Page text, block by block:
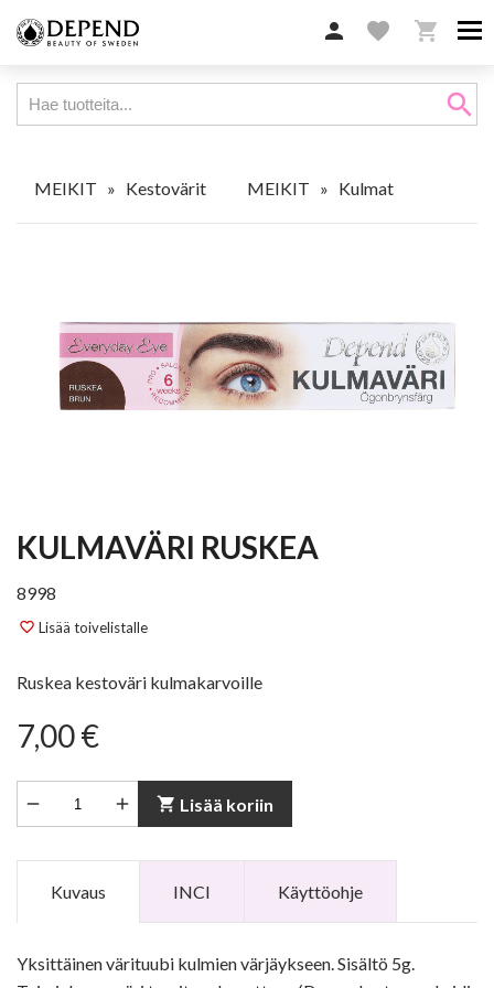
 favorite 
search
MEIKIT » Kestovärit MEIKIT » Kulmat
KULMAVÄRI RUSKEA
8998
favorite_border Lisää toivelistalle
Ruskea kestoväri kulmakarvoille
7,00 €
  shopping_cart Lisää koriin
Kuvaus INCI Käyttöohje
Yksittäinen värituubi kulmien värjäykseen. Sisältö 5g.